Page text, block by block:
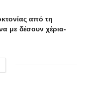
από τη
με δέσουν χέρια-